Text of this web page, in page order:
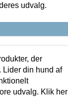
udvalg.
der
din hund af
udvalg. Klik her